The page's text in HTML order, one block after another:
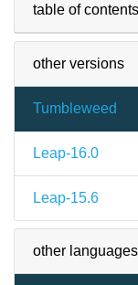
table of contents
other versions
Tumbleweed
Leap-16.0
Leap-15.6
other languages